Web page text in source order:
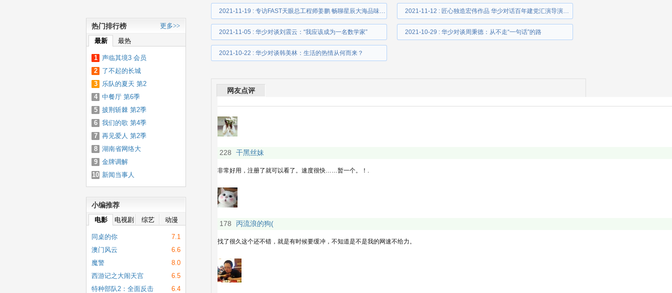
2021-11-19 : 专访FAST天眼总工程师姜鹏 畅聊星辰大海品味神奇宇宙 2021-11-12 : 匠心独造宏伟作品 华少对话百年建党汇演导演田沁鑫
2021-11-05 : 华少对谈刘震云：“我应该成为一名数学家” 2021-10-29 : 华少对谈周秉德：从不走“一句话”的路
2021-10-22 : 华少对谈韩美林：生活的热情从何而来？
网友点评
热门排行榜
更多>>
最新
最热
1
声临其境3 会员
纯享版
2
了不起的长城
会员plus版
3
乐队的夏天 第2
季
4
中餐厅 第6季
5
披荆斩棘 第2季
6
我们的歌 第4季
7
再见爱人 第2季
8
湖南省网络大
课堂
9
金牌调解
10 新闻当事人
小编推荐
电影 电视剧 综艺 动漫
同桌的你
7.1
澳门风云
6.6
魔警
8.0
西游记之大闹天宫
6.5
特种部队2：全面反击
6.4